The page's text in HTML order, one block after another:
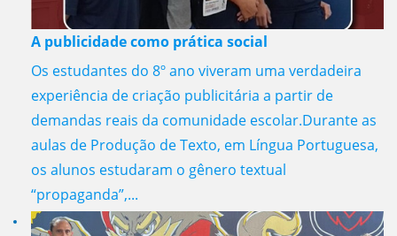
A publicidade como prática social
Os estudantes do 8º ano viveram uma verdadeira
experiência de criação publicitária a partir de
demandas reais da comunidade escolar.Durante as
aulas de Produção de Texto, em Língua Portuguesa,
os alunos estudaram o gênero textual
“propaganda”,...